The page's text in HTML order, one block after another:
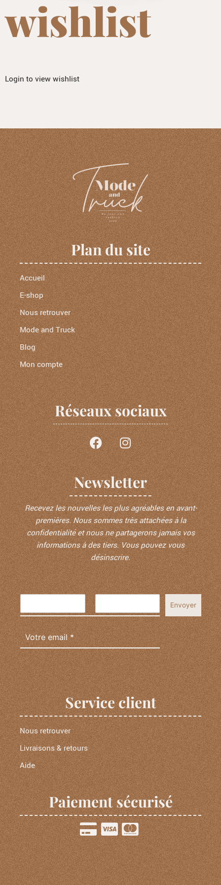
wishlist
Login to view wishlist
Plan du site
Accueil
E-shop
Nous retrouver
Mode and Truck
Blog
Mon compte
Réseaux sociaux
F
a
c
e
b
o
o
k
I
n
s
t
a
g
r
a
m
Newsletter
Recevez les nouvelles les plus agréables en avant-
premières. Nous sommes très attachées à la
confidentialité et nous ne partagerons jamais vos
informations à des tiers. Vous pouvez vous
désinscrire.
Envoyer
Service client
Nous retrouver
Livraisons & retours
Aide
Paiement sécurisé